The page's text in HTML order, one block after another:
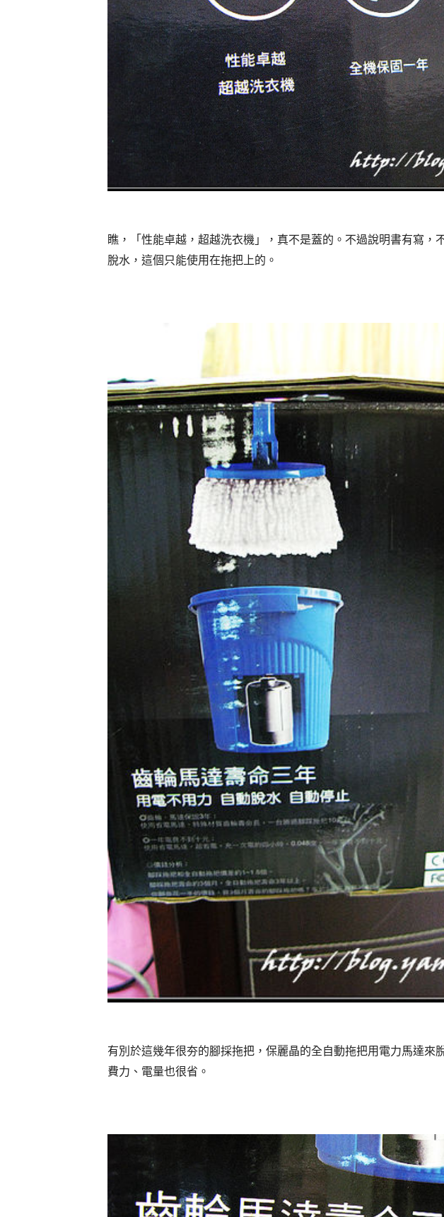
瞧，「性能卓越，超越洗衣機」，真不是蓋的。不過說明書有寫
脫水，這個只能使用在拖把上的。
有別於這幾年很夯的腳採拖把，保麗晶的全自動拖把用電力馬達來
費力、電量也很省。